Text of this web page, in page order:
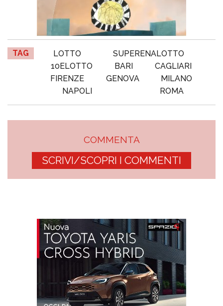
TAG LOTTO
SUPERENALOTTO
10ELOTTO
BARI
CAGLIARI
FIRENZE
GENOVA
MILANO
NAPOLI
ROMA
COMMENTA
SCRIVI/SCOPRI I COMMENTI